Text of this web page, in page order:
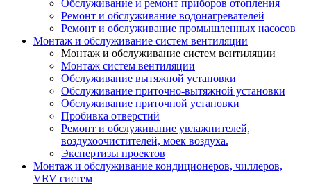
Обслуживание и ремонт приборов отопления
Ремонт и обслуживание водонагревателей
Ремонт и обслуживание промышленных насосов
Монтаж и обслуживание систем вентиляции
Монтаж и обслуживание систем вентиляции
Монтаж систем вентиляции
Обслуживание вытяжной установки
Обслуживание приточно-вытяжной установки
Обслуживание приточной установки
Пробивка отверстий
Ремонт и обслуживание увлажнителей,
воздухоочистителей, моек воздуха.
Экспертизы проектов
Монтаж и обслуживание кондиционеров, чиллеров,
VRV систем